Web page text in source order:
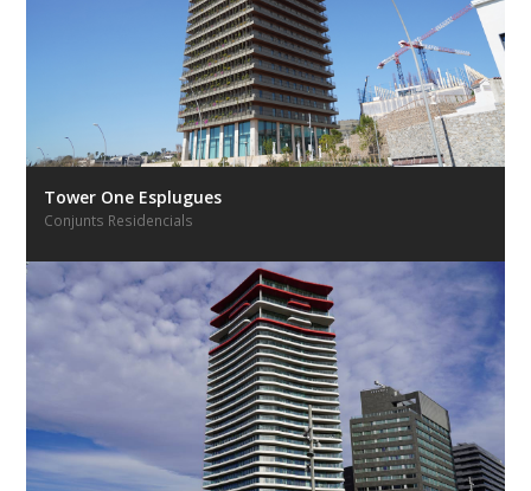
Tower One Esplugues
Conjunts Residencials